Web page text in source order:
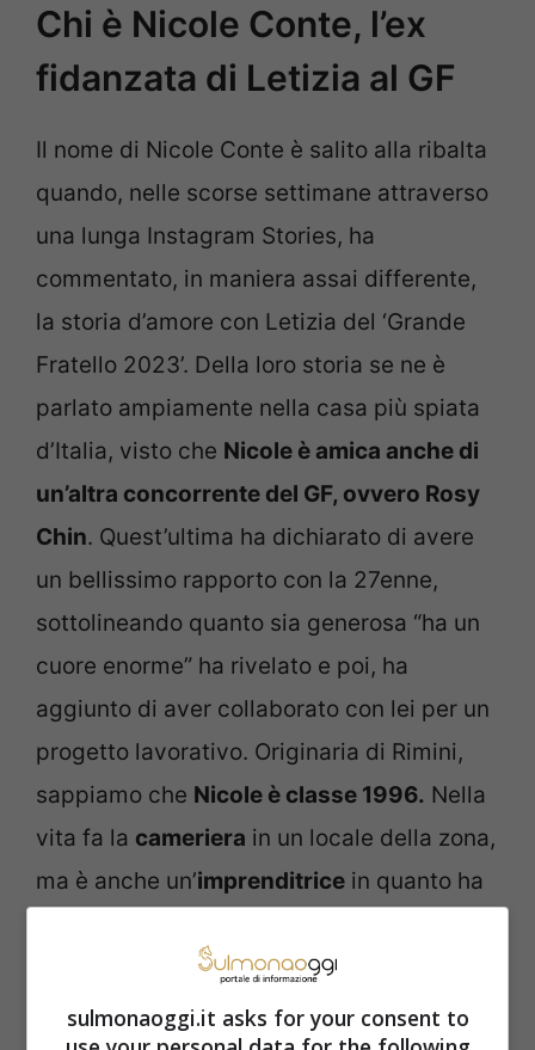
Chi è Nicole Conte, l’ex
fidanzata di Letizia al GF
Il nome di Nicole Conte è salito alla ribalta
quando, nelle scorse settimane attraverso
una lunga Instagram Stories, ha
commentato, in maniera assai differente,
la storia d’amore con Letizia del ‘Grande
Fratello 2023’. Della loro storia se ne è
parlato ampiamente nella casa più spiata
d’Italia, visto che Nicole è amica anche di
un’altra concorrente del GF, ovvero Rosy
Chin. Quest’ultima ha dichiarato di avere
un bellissimo rapporto con la 27enne,
sottolineando quanto sia generosa “ha un
cuore enorme” ha rivelato e poi, ha
aggiunto di aver collaborato con lei per un
progetto lavorativo. Originaria di Rimini,
sappiamo che Nicole è classe 1996. Nella
vita fa la cameriera in un locale della zona,
ma è anche un’imprenditrice in quanto ha
marchio ‘la Fue bougie’.
sulmonaoggi.it asks for your consent to